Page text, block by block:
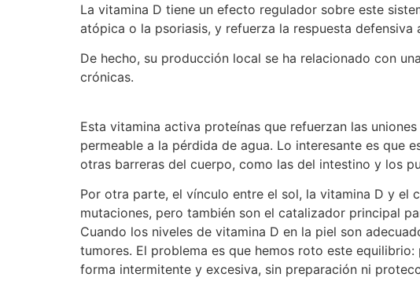
La vitamina D tiene un efecto regulador sobre este
atópica o la psoriasis, y refuerza la respuesta defensiva
De hecho, su producción local se ha relacionado con
crónicas.
Esta vitamina activa proteínas que refuerzan las
permeable a la pérdida de agua. Lo interesante es que
otras barreras del cuerpo, como las del intestino y los
Por otra parte, el vínculo entre el sol, la vitamina D y el
mutaciones, pero también son el catalizador principal
Cuando los niveles de vitamina D en la piel son
tumores. El problema es que hemos roto este
forma intermitente y excesiva, sin preparación ni